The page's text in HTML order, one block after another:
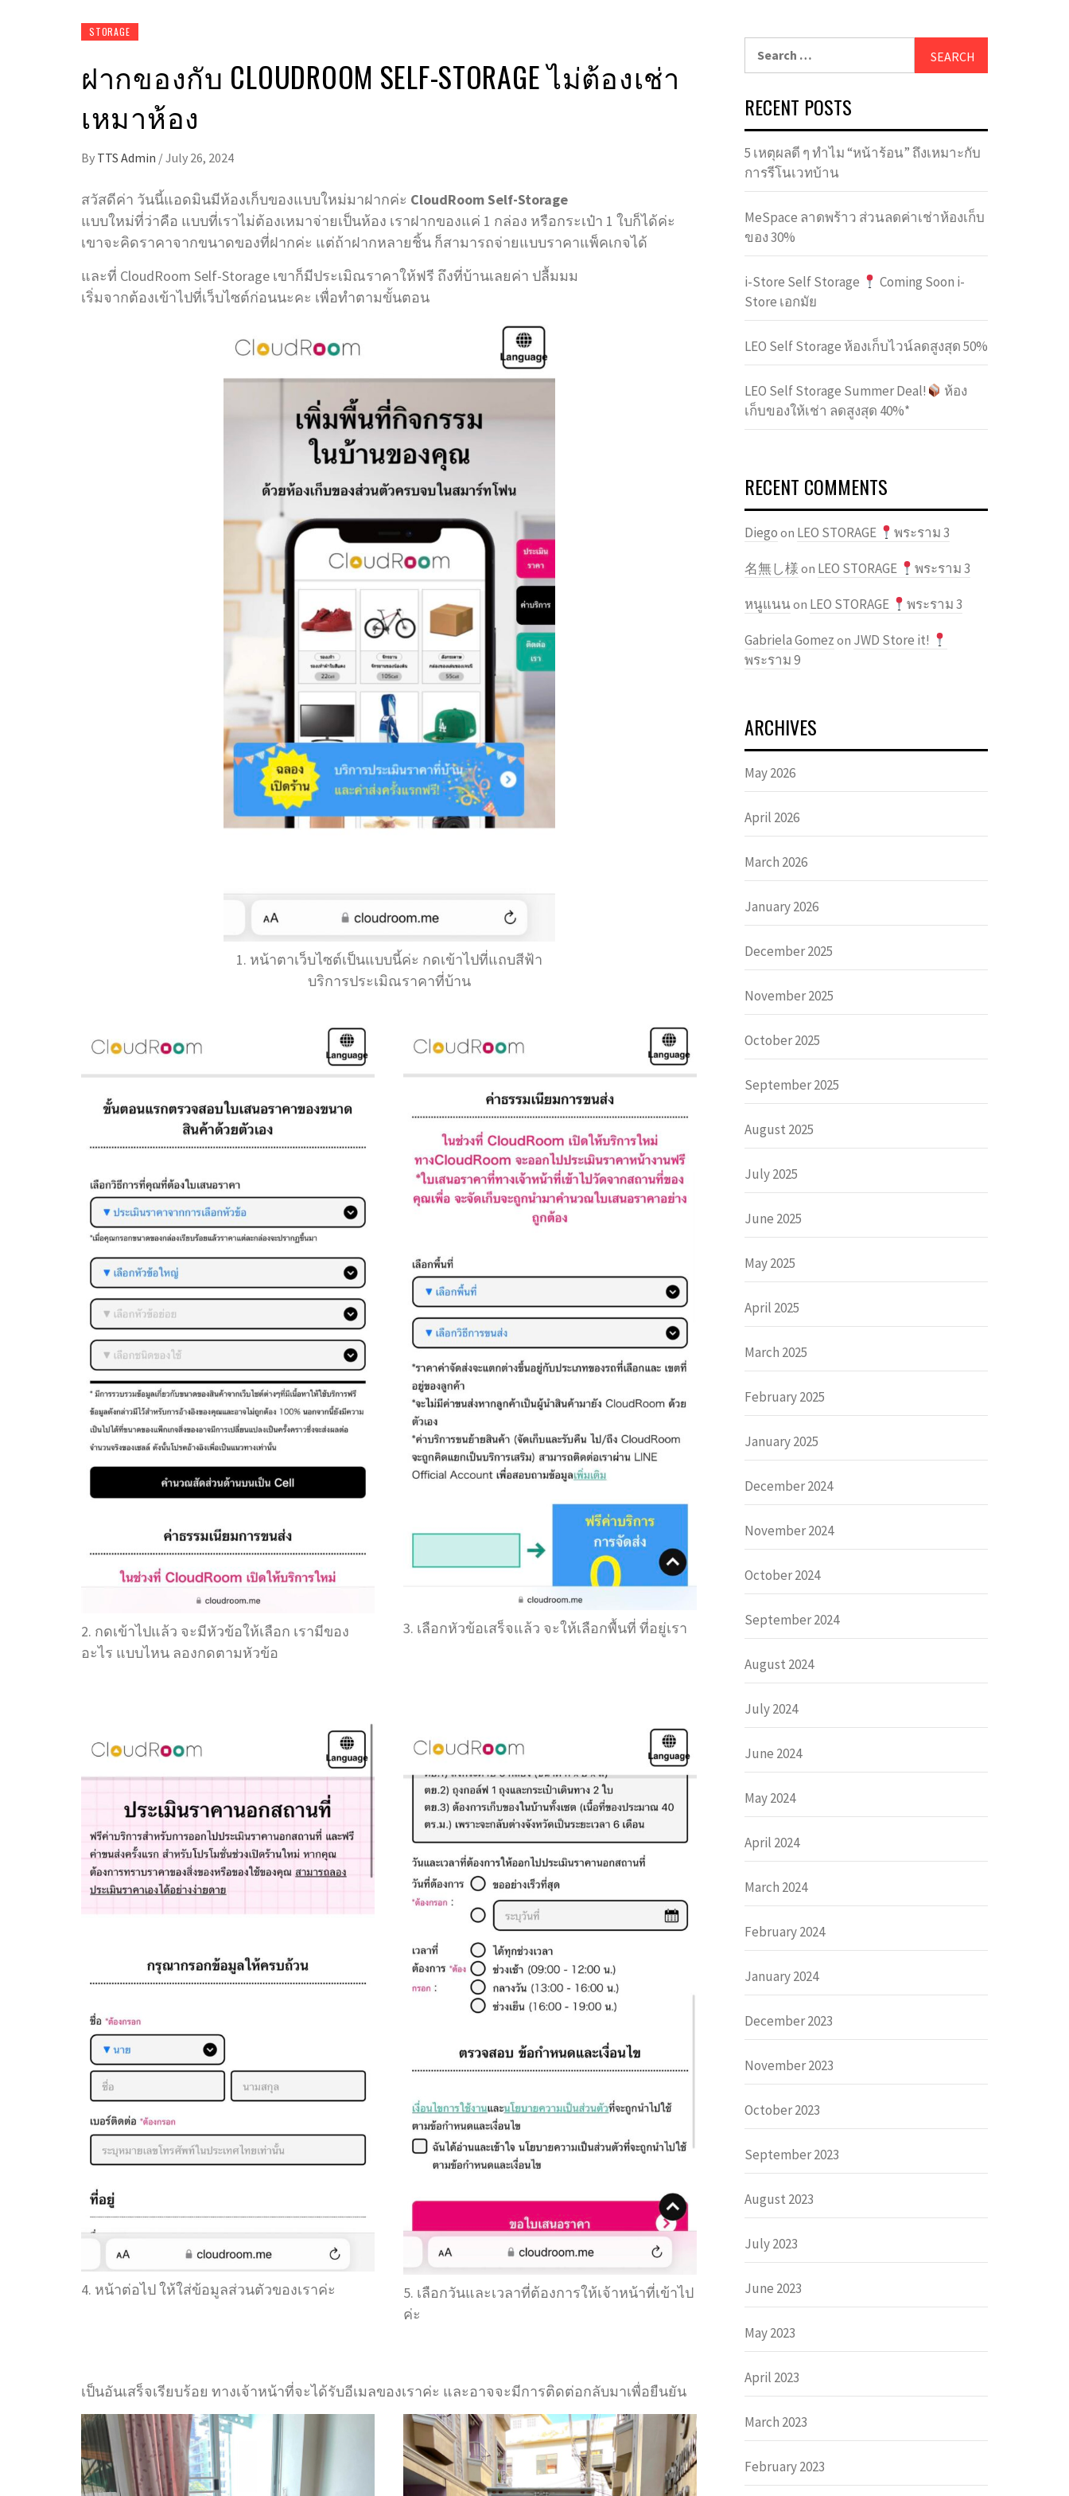
STORAGE
ฝากของกับ CLOUDROOM SELF-STORAGE ไม่ต้องเช่า
เหมาห้อง
By TTS Admin /July 26, 2024
สวัสดีค่า วันนี้แอดมินมีห้องเก็บของแบบใหม่มาฝากค่ะ CloudRoom Self-Storage
แบบใหม่ที่ว่าคือ แบบที่เราไม่ต้องเหมาจ่ายเป็นห้อง เราฝากของแค่ 1 กล่อง หรือกระเป๋า 1 ใบก็ได้ค่ะ
เขาจะคิดราคาจากขนาดของที่ฝากค่ะ แต่ถ้าฝากหลายชิ้น ก็สามารถจ่ายแบบราคาแพ็คเกจได้
และที่ CloudRoom Self-Storage เขาก็มีประเมิณราคาให้ฟรี ถึงที่บ้านเลยค่า ปลื้มมม
เริ่มจากต้องเข้าไปที่เว็บไซต์ก่อนนะคะ เพื่อทำตามขั้นตอน
1. หน้าตาเว็บไซต์เป็นแบบนี้ค่ะ กดเข้าไปที่แถบสีฟ้า
บริการประเมิณราคาที่บ้าน
2. กดเข้าไปแล้ว จะมีหัวข้อให้เลือก เรามีของ
อะไร แบบไหน ลองกดตามหัวข้อ
3. เลือกหัวข้อเสร็จแล้ว จะให้เลือกพื้นที่ ที่อยู่เรา
4. หน้าต่อไป ให้ใส่ข้อมูลส่วนตัวของเราค่ะ
5. เลือกวันและเวลาที่ต้องการให้เจ้าหน้าที่เข้าไป
ค่ะ
เป็นอันเสร็จเรียบร้อย ทางเจ้าหน้าที่จะได้รับอีเมลของเราค่ะ และอาจจะมีการติดต่อกลับมาเพื่อยืนยัน
RECENT POSTS
5 เหตุผลดี ๆ ทำไม “หน้าร้อน” ถึงเหมาะกับ
การรีโนเวทบ้าน
MeSpace ลาดพร้าว ส่วนลดค่าเช่าห้องเก็บ
ของ 30%
i-Store Self Storage
Coming Soon i-
Store เอกมัย
LEO Self Storage ห้องเก็บไวน์ลดสูงสุด 50%
LEO Self Storage Summer Deal!
ห้อง
เก็บของให้เช่า ลดสูงสุด 40%*
RECENT COMMENTS
Diego on LEO STORAGE พระราม 3
名無し様 on LEO STORAGE พระราม 3
หนูแนน on LEO STORAGE พระราม 3
Gabriela Gomez on JWD Store it!
พระราม 9
ARCHIVES
May 2026
April 2026
March 2026
January 2026
December 2025
November 2025
October 2025
September 2025
August 2025
July 2025
June 2025
May 2025
April 2025
March 2025
February 2025
January 2025
December 2024
November 2024
October 2024
September 2024
August 2024
July 2024
June 2024
May 2024
April 2024
March 2024
February 2024
January 2024
December 2023
November 2023
October 2023
September 2023
August 2023
July 2023
June 2023
May 2023
April 2023
March 2023
February 2023